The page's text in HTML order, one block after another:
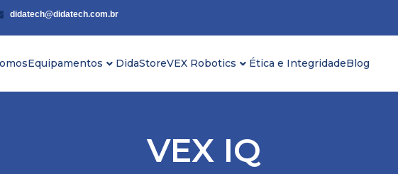
didatech@didatech.com.br
Equipamentos DidaStoreVEX Robotics Ética e IntegridadeBlog
VEX IQ